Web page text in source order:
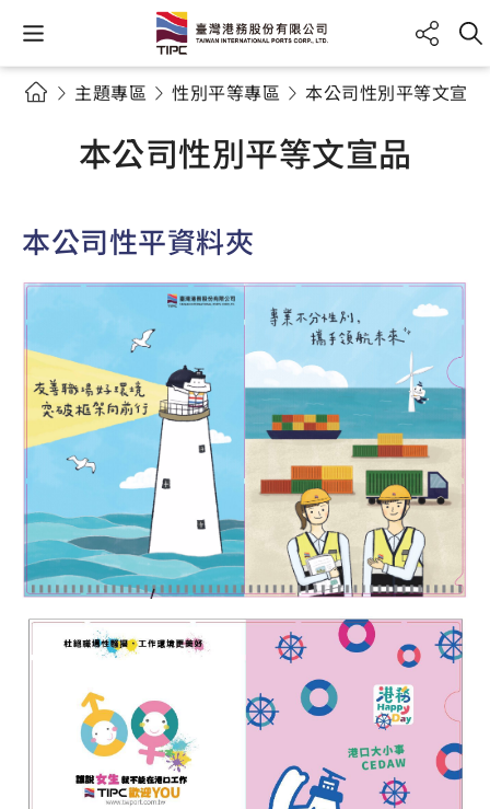
主題專區 性別平等專區 本公司性別平等文宣品
本公司性別平等文宣品
本公司性平資料夾